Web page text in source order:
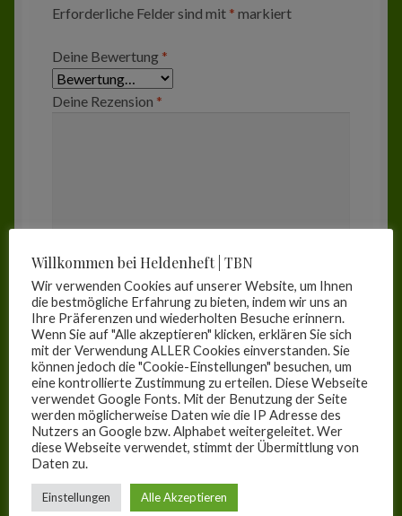
Erforderliche Felder sind mit * markiert
Deine Bewertung *
Deine Rezension *
Name*
E-Mail*
Name, E-Mail-Adresse und Website in
Willkommen bei Heldenheft | TBN
Wir verwenden Cookies auf unserer Website, um Ihnen
die bestmögliche Erfahrung zu bieten, indem wir uns an
Ihre Präferenzen und wiederholten Besuche erinnern.
Wenn Sie auf "Alle akzeptieren" klicken, erklären Sie sich
mit der Verwendung ALLER Cookies einverstanden. Sie
können jedoch die "Cookie-Einstellungen" besuchen, um
eine kontrollierte Zustimmung zu erteilen. Diese Webseite
verwendet Google Fonts. Mit der Benutzung der Seite
werden möglicherweise Daten wie die IP Adresse des
Nutzers an Google bzw. Alphabet weitergeleitet. Wer
diese Webseite verwendet, stimmt der Übermittlung von
Daten zu.
Einstellungen Alle Akzeptieren